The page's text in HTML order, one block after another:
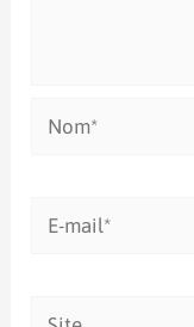
Nom*
Site